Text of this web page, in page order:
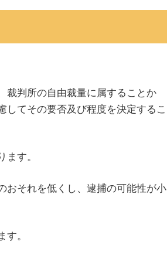
裁判所の自由裁量に属することか
てその要否及び程度を決定するこ
す。
おそれを低くし、逮捕の可能性が小
。